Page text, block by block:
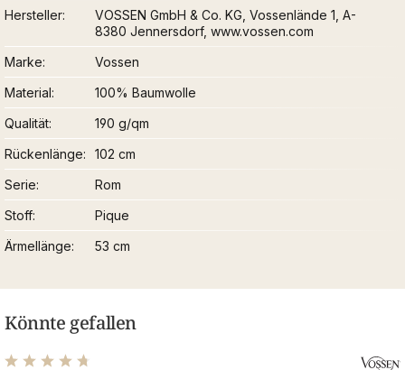
Hersteller
VOSSEN GmbH & Co. KG, Vossenlände 1, A-
8380 Jennersdorf, www.vossen.com
Marke
Vossen
Material
100% Baumwolle
Qualität
190 g/qm
Rückenlänge
102 cm
Serie
Rom
Stoff
Pique
Ärmellänge
53 cm
Könnte gefallen